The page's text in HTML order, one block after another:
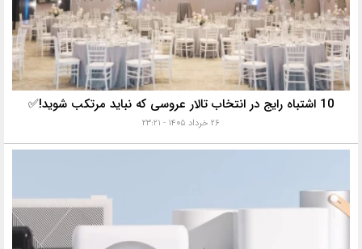
10 اشتباه رایج در انتخاب تالار عروسی که نباید مرتکب شوید!✅
۲۶ خرداد ۱۴۰۵ - ۲۳:۲۱